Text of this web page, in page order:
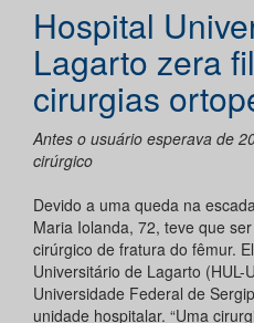
Hospital
Lagarto zera
cirurgias
Antes o usuário esperava de
cirúrgico
Devido a uma queda na
Maria Iolanda, 72, teve que
cirúrgico de fratura do fêmur.
Universitário de Lagarto (HUL-
Universidade Federal de
unidade hospitalar. “Uma